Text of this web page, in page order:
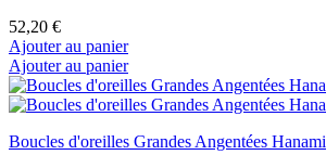
52,20 €
Ajouter au panier
Ajouter au panier
Boucles d'oreilles Grandes Angentées Hanami